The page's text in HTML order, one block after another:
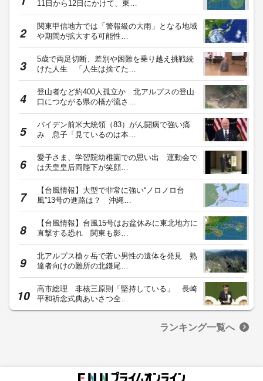
11日から12日にかけて、東…
関東甲信地方では「警報級の大雨」となる地域
や期間が拡大する可能性…
5歳で両足切断、差別や困難を乗り越え挑戦続
けた人生 「人生は捨てた…
登山者など約400人孤立か 北アルプスの登山
口につながる県の橋が流さ…
バイデン前米大統領（83）がん闘病で強い痛
み 息子「見ているのは本…
愛子さま、学習院幼稚園での思い出 運動会で
は天皇皇后両陛下が笑顔…
【台風情報】大型で非常に強い“ノロノロ台
風”13号の進路は？ 沖縄…
【台風情報】台風15号はお盆休みに東北地方に
直撃する恐れ 関東も影…
北アルプス槍ヶ岳で若い男性の遺体を発見 熟
達者向けの難所の北鎌尾…
高市総理 非核三原則「堅持している」 長崎
平和祈念式典あいさつ全…
ランキング一覧へ